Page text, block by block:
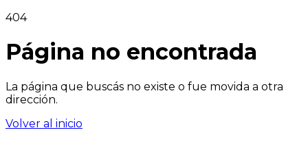
404
Página no encontrada
La página que buscás no existe o fue movida a otra
dirección.
Volver al inicio